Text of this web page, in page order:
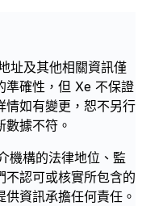
址及其他相關資訊僅
準確性，但 Xe 不保證
情如有變更，恕不另行
據不符。
機構的法律地位、監
不認可或核實所包含的
資訊承擔任何責任。